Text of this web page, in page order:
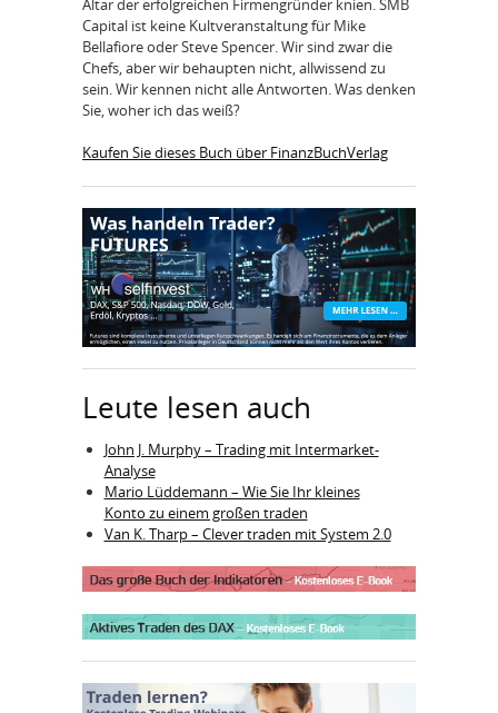
Altar der erfolgreichen Firmengründer knien. SMB
Capital ist keine Kultveranstaltung für Mike
Bellafiore oder Steve Spencer. Wir sind zwar die
Chefs, aber wir behaupten nicht, allwissend zu
sein. Wir kennen nicht alle Antworten. Was denken
Sie, woher ich das weiß?
Kaufen Sie dieses Buch über FinanzBuchVerlag
Leute lesen auch
John J. Murphy – Trading mit Intermarket-
Analyse
Mario Lüddemann – Wie Sie Ihr kleines
Konto zu einem großen traden
Van K. Tharp – Clever traden mit System 2.0